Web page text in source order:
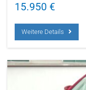
15.950 €
Weitere Details